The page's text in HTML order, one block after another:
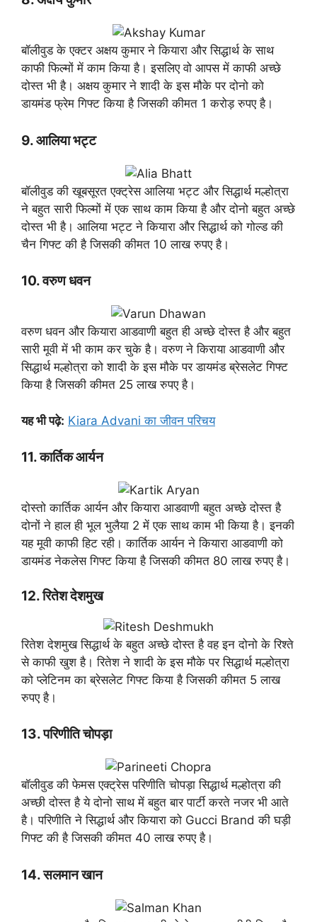
बॉलीवुड के एक्टर अक्षय कुमार ने कियारा और सिद्धार्थ के साथ
काफी फिल्मों में काम किया है। इसलिए वो आपस में काफी अच्छे
दोस्त भी है। अक्षय कुमार ने शादी के इस मौके पर दोनो को
डायमंड फ्रेम गिफ्ट किया है जिसकी कीमत 1 करोड़ रुपए है।
9. आलिया भट्ट
बॉलीवुड की खूबसूरत एक्ट्रेस आलिया भट्ट और सिद्धार्थ मल्होत्रा
ने बहुत सारी फिल्मों में एक साथ काम किया है और दोनो बहुत अच्छे
दोस्त भी है। आलिया भट्ट ने कियारा और सिद्धार्थ को गोल्ड की
चैन गिफ्ट की है जिसकी कीमत 10 लाख रुपए है।
10. वरुण धवन
वरुण धवन और कियारा आडवाणी बहुत ही अच्छे दोस्त है और बहुत
सारी मूवी में भी काम कर चुके है। वरुण ने किराया आडवाणी और
सिद्धार्थ मल्होत्रा को शादी के इस मौके पर डायमंड ब्रेसलेट गिफ्ट
किया है जिसकी कीमत 25 लाख रुपए है।
यह भी पढ़े: Kiara Advani का जीवन परिचय
11. कार्तिक आर्यन
दोस्तो कार्तिक आर्यन और कियारा आडवाणी बहुत अच्छे दोस्त है
दोनों ने हाल ही भूल भुलैया 2 में एक साथ काम भी किया है। इनकी
यह मूवी काफी हिट रही। कार्तिक आर्यन ने कियारा आडवाणी को
डायमंड नेकलेस गिफ्ट किया है जिसकी कीमत 80 लाख रुपए है।
12. रितेश देशमुख
रितेश देशमुख सिद्धार्थ के बहुत अच्छे दोस्त है वह इन दोनो के रिश्ते
से काफी खुश है। रितेश ने शादी के इस मौके पर सिद्धार्थ मल्होत्रा
को प्लेटिनम का ब्रेसलेट गिफ्ट किया है जिसकी कीमत 5 लाख
रुपए है।
13. परिणीति चोपड़ा
बॉलीवुड की फेमस एक्ट्रेस परिणीति चोपड़ा सिद्धार्थ मल्होत्रा की
अच्छी दोस्त है ये दोनो साथ में बहुत बार पार्टी करते नजर भी आते
है। परिणीति ने सिद्धार्थ और कियारा को Gucci Brand की घड़ी
गिफ्ट की है जिसकी कीमत 40 लाख रुपए है।
14. सलमान खान